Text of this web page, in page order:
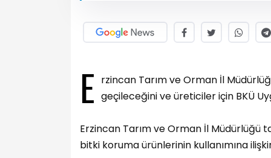
E rzincan Tarım ve Orman İl
geçileceğini ve üreticiler için BKÜ
Erzincan Tarım ve Orman İl Müdürlüğü
bitki koruma ürünlerinin kullanımına